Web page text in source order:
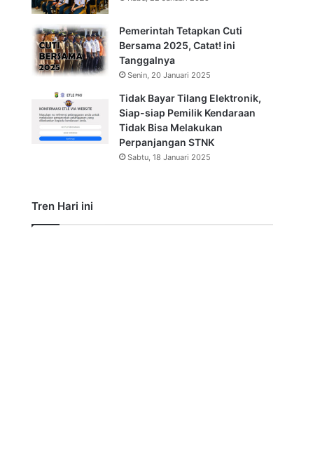
Pemerintah Tetapkan Cuti
Bersama 2025, Catat! ini
Tanggalnya
Senin, 20 Januari 2025
Tidak Bayar Tilang Elektronik,
Siap-siap Pemilik Kendaraan
Tidak Bisa Melakukan
Perpanjangan STNK
Sabtu, 18 Januari 2025
Tren Hari ini